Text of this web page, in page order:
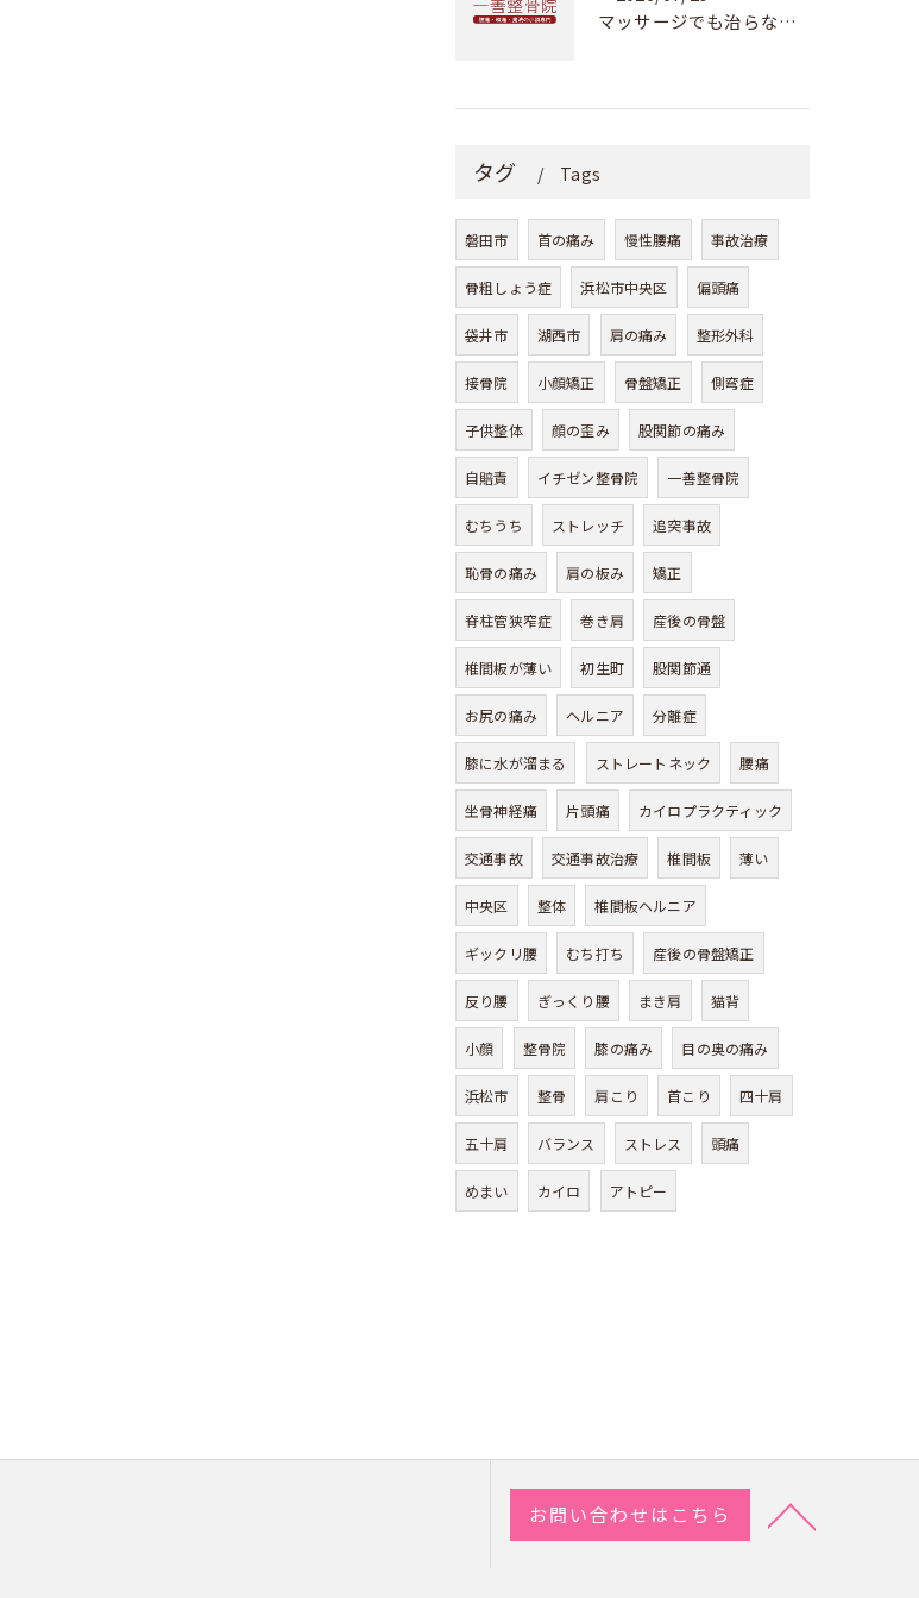
マッサージでも治らない肩こり・偏頭痛の根本原因とは？浜松市でカイロプラクティックをお探しなら一善整骨院へ
タグ Tags
磐田市 首の痛み 慢性腰痛 事故治療
骨粗しょう症 浜松市中央区 偏頭痛
袋井市 湖西市 肩の痛み 整形外科
接骨院 小顔矯正 骨盤矯正 側弯症
子供整体 顔の歪み 股関節の痛み
自賠責 イチゼン整骨院 一善整骨院
むちうち ストレッチ 追突事故
恥骨の痛み 肩の板み 矯正
脊柱管狭窄症 巻き肩 産後の骨盤
椎間板が薄い 初生町 股関節通
お尻の痛み ヘルニア 分離症
膝に水が溜まる ストレートネック 腰痛
坐骨神経痛 片頭痛 カイロプラクティック
交通事故 交通事故治療 椎間板 薄い
中央区 整体 椎間板ヘルニア
ギックリ腰 むち打ち 産後の骨盤矯正
反り腰 ぎっくり腰 まき肩 猫背
小顔 整骨院 膝の痛み 目の奥の痛み
浜松市 整骨 肩こり 首こり 四十肩
五十肩 バランス ストレス 頭痛
めまい カイロ アトピー
お問い合わせはこちら